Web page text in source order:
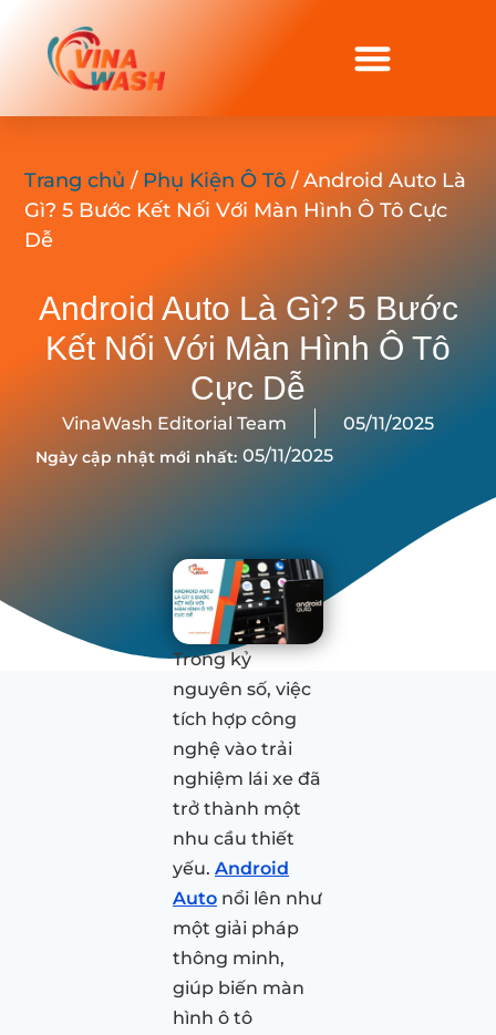
Trang chủ / Phụ Kiện Ô Tô / Android Auto Là
Gì? 5 Bước Kết Nối Với Màn Hình Ô Tô Cực
Dễ
Android Auto Là Gì? 5 Bước
Kết Nối Với Màn Hình Ô Tô
Cực Dễ
VinaWash Editorial Team 05/11/2025
Ngày cập nhật mới nhất: 05/11/2025
Trong kỷ
nguyên số, việc
tích hợp công
nghệ vào trải
nghiệm lái xe đã
trở thành một
nhu cầu thiết
yếu. Android
Auto nổi lên như
một giải pháp
thông minh,
giúp biến màn
hình ô tô